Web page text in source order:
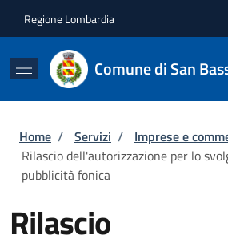
Regione Lombardia
Comune di San
Briciole di pane
Home / Servizi / Imprese e
Rilascio dell'autorizzazione per lo
pubblicità fonica
Rilascio